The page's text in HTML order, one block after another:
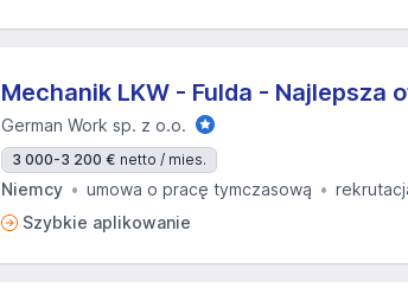
Mechanik LKW - Fulda - Najlepsza
German Work sp. z o.o.
3 000-3 200 € netto / mies.
Niemcy umowa o pracę tymczasową
Szybkie aplikowanie